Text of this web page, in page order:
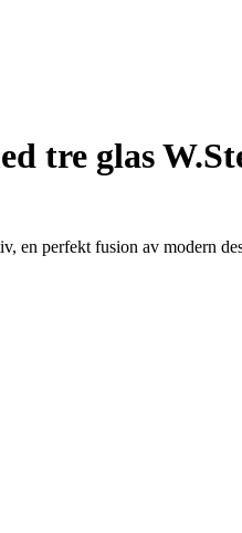
tre glas
en perfekt fusion av modern